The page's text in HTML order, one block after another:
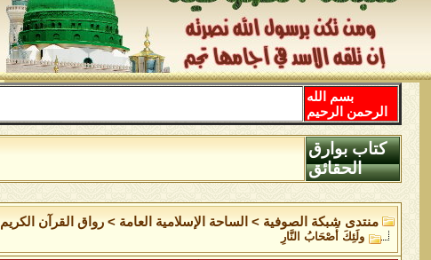
بسم الله
الرحمن الرحيم
كتاب بوارق
الحقائق
منتدى شبكة الصوفية > الساحة اﻹسلامية العامة >رواق القرآن الكريم
ولَئِكَ أَصْحَابُ النَّارِ